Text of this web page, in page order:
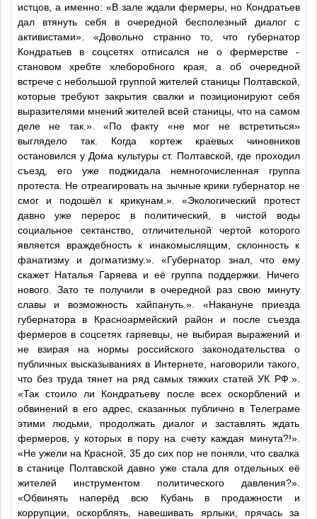
истцов, а именно: «В зале ждали фермеры, но Кондратьев
дал втянуть себя в очередной бесполезный диалог с
активистами». «Довольно странно то, что губернатор
Кондратьев в соцсетях отписался не о фермерстве -
становом хребте хлеборобного края, а об очередной
встрече с небольшой группой жителей станицы Полтавской,
которые требуют закрытия свалки и позиционируют себя
выразителями мнений жителей всей станицы, что на самом
деле не так.». «По факту «не мог не встретиться»
выглядело так. Когда кортеж краевых чиновников
остановился у Дома культуры ст. Полтавской, где проходил
съезд, его уже поджидала немногочисленная группа
протеста. Не отреагировать на зычные крики губернатор не
смог и подошёл к крикунам.». «Экологический протест
давно уже перерос в политический, в чистой воды
социальное сектанство, отличительной чертой которого
является враждебность к инакомыслящим, склонность к
фанатизму и догматизму.». «Губернатор знал, что ему
скажет Наталья Гаряева и её группа поддержки. Ничего
нового. Зато те получили в очередной раз свою минуту
славы и возможность хайпануть.». «Накануне приезда
губернатора в Красноармейский район и после съезда
фермеров в соцсетях гаряевцы, не выбирая выражений и
не взирая на нормы российского законодательства о
публичных высказываниях в Интернете, наговорили такого,
что без труда тянет на ряд самых тяжких статей УК РФ.».
«Так стоило ли Кондратьеву после всех оскорблений и
обвинений в его адрес, сказанных публично в Телеграме
этими людьми, продолжать диалог и заставлять ждать
фермеров, у которых в пору на счету каждая минута?!».
«Не ужели на Красной, 35 до сих пор не поняли, что свалка
в станице Полтавской давно уже стала для отдельных её
жителей инструментом политического давления?».
«Обвинять наперёд всю Кубань в продажности и
коррупции, оскорблять, навешивать ярлыки, прячась за